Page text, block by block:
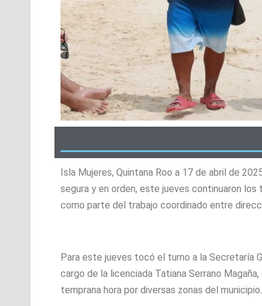
Isla Mujeres, Quintana Roo a 17 de abril de
segura y en orden, este jueves continuaron
como parte del trabajo coordinado entre
Para este jueves tocó el turno a la Secretaría
cargo de la licenciada Tatiana Serrano
temprana hora por diversas zonas del municipio.